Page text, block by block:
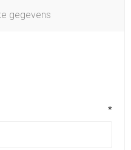
gegevens
*